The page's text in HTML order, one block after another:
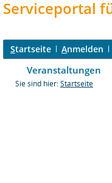
Serviceportal
Startseite Anmelden
Veranstaltungen
Sie sind hier: Startseite